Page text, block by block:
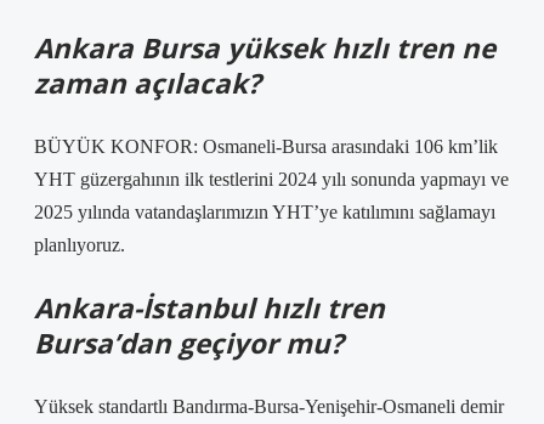
Ankara Bursa yüksek hızlı tren ne
zaman açılacak?
BÜYÜK KONFOR: Osmaneli-Bursa arasındaki 106 km’lik
YHT güzergahının ilk testlerini 2024 yılı sonunda yapmayı ve
2025 yılında vatandaşlarımızın YHT’ye katılımını sağlamayı
planlıyoruz.
Ankara-İstanbul hızlı tren
Bursa’dan geçiyor mu?
Yüksek standartlı Bandırma-Bursa-Yenişehir-Osmaneli demir